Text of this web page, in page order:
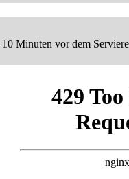
Minuten vor dem